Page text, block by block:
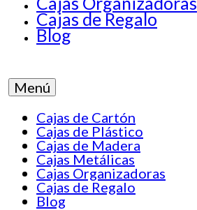
Cajas de Regalo
Blog
Menú
Cajas de Cartón
Cajas de Plástico
Cajas de Madera
Cajas Metálicas
Cajas Organizadoras
Cajas de Regalo
Blog